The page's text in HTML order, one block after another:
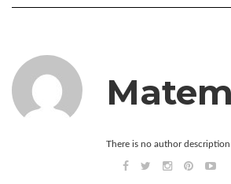
There is no author description